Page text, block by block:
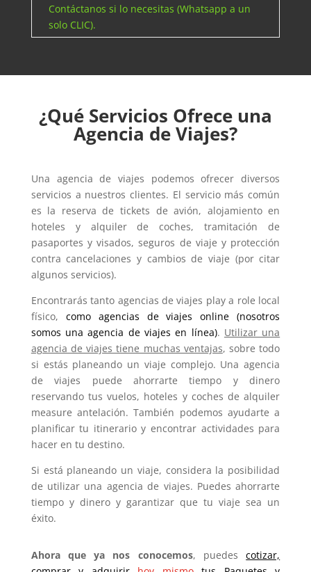
Contáctanos si lo necesitas (Whatsapp a un
solo CLIC).
¿Qué Servicios Ofrece una
Agencia de Viajes?
Una agencia de viajes podemos ofrecer diversos
servicios a nuestros clientes. El servicio más común
es la reserva de tickets de avión, alojamiento en
hoteles y alquiler de coches, tramitación de
pasaportes y visados, seguros de viaje y protección
contra cancelaciones y cambios de viaje (por citar
algunos servicios).
Encontrarás tanto agencias de viajes play a role local
físico, como agencias de viajes online (nosotros
somos una agencia de viajes en línea). Utilizar una
agencia de viajes tiene muchas ventajas, sobre todo
si estás planeando un viaje complejo. Una agencia
de viajes puede ahorrarte tiempo y dinero
reservando tus vuelos, hoteles y coches de alquiler
measure antelación. También podemos ayudarte a
planificar tu itinerario y encontrar actividades para
hacer en tu destino.
Si está planeando un viaje, considera la posibilidad
de utilizar una agencia de viajes. Puedes ahorrarte
tiempo y dinero y garantizar que tu viaje sea un
éxito.
Ahora que ya nos conocemos, puedescotizar,